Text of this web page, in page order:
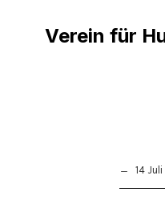
Verein für
14